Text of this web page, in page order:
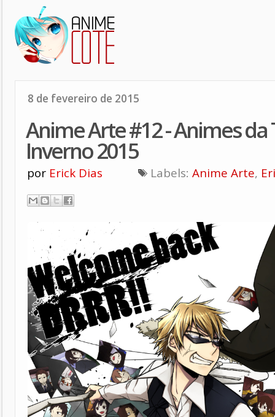
8 de fevereiro de 2015
Anime Arte #12 - Animes
Inverno 2015
por Erick Dias Labels: Anime Arte,